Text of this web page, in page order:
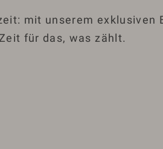
mit unserem exklusiven
für das, was zählt.